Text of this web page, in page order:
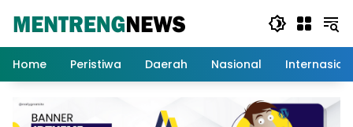
Home
Peristiwa Daerah Nasional